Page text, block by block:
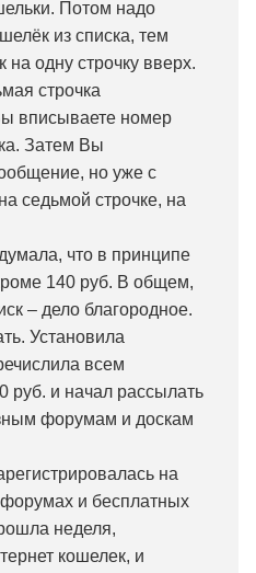
Потом надо
из списка, тем
одну строчку вверх.
строчка
вписываете номер
Затем Вы
но уже с
строчке, на
что в принципе
140 руб. В общем,
– дело благородное.
Установила
всем
руб. и начал рассылать
форумам и доскам
на
и бесплатных
неделя,
кошелек, и